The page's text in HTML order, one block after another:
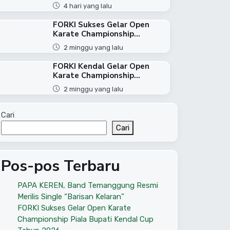
4 hari yang lalu
FORKI Sukses Gelar Open
Karate Championship...
2 minggu yang lalu
FORKI Kendal Gelar Open
Karate Championship...
2 minggu yang lalu
Cari
Cari
Pos-pos Terbaru
PAPA KEREN, Band Temanggung Resmi
Merilis Single “Barisan Kelaran”
FORKI Sukses Gelar Open Karate
Championship Piala Bupati Kendal Cup